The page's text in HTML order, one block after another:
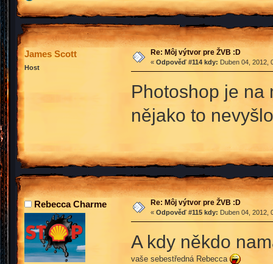
James Scott
Host
Re: Môj výtvor pre ŽVB :D
« Odpověď #114 kdy: Duben 04, 2012,
Photoshop je
nějako to
Rebecca Charme Re: Môj výtvor pre ŽVB :D
« Odpověď #115 kdy: Duben 04, 2012,
A kdy někdo
vaše sebestředná Rebecca